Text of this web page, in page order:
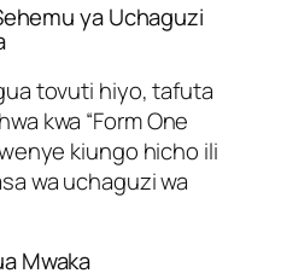
ya Uchaguzi
tovuti hiyo, tafuta
kwa “Form One
kiungo hicho ili
wa uchaguzi wa
Mwaka